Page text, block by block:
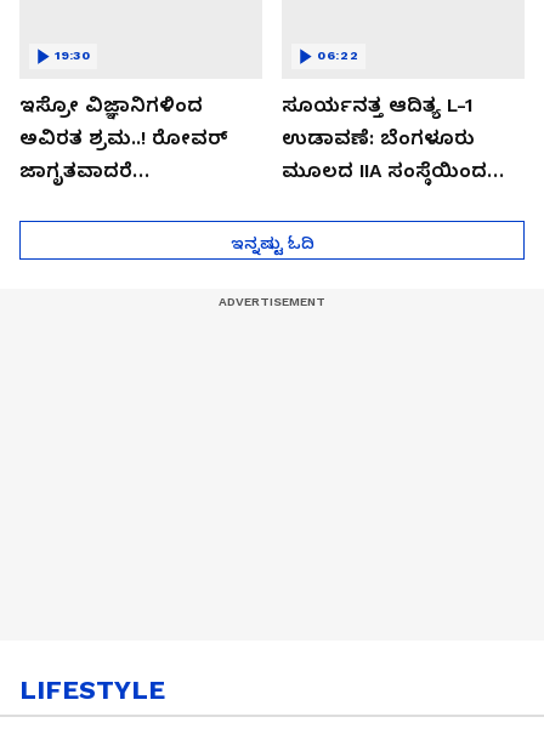
ಇಸ್ರೋ ವಿಜ್ಞಾನಿಗಳಿಂದ
ಅವಿರತ ಶ್ರಮ..! ರೋವರ್
ಜಾಗೃತವಾದರೆ
19:30
ಸೂರ್ಯನತ್ತ ಆದಿತ್ಯ L-1
ಉಡಾವಣೆ: ಬೆಂಗಳೂರು
ಮೂಲದ IIA ಸಂಸ್ಥೆಯಿಂದ
06:22
ಇನ್ನಷ್ಟು ಓದಿ
LIFESTYLE